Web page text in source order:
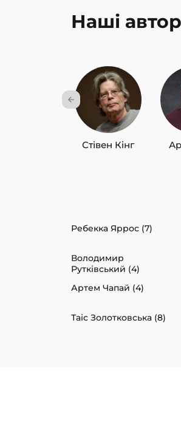
Наші
Стівен Кінг
Ребекка Яррос (7)
Володимир
Рутківський (4)
Артем Чапай (4)
Таіс Золотковська (8)